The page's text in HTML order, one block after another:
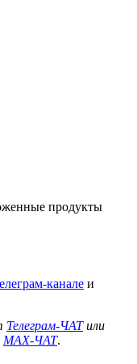
продукты
канале и
Телеграм-ЧАТили
MAX-ЧАТ.